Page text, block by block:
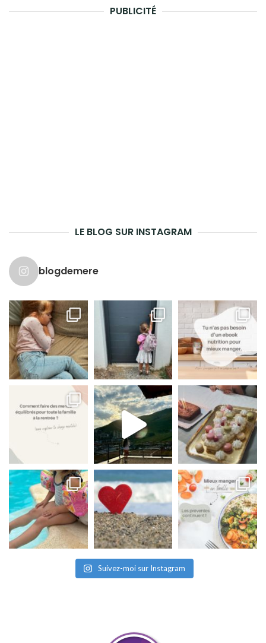
PUBLICITÉ
LE BLOG SUR INSTAGRAM
blogdemere
Suivez-moi sur Instagram